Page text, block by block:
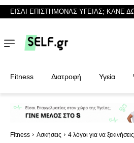
Φυσικοθεραπευτές
Φυσικοθεραπευτές
ΕΙΣΑΙ ΕΠΙΣΤΗΜΟΝΑΣ ΥΓΕΙΑΣ; ΚΑΝΕ
Fitness Διατροφή Υγεία
Fitness Ασκήσεις 4 λόγοι για να